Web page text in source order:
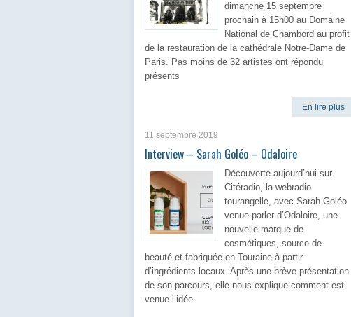
dimanche 15 septembre
prochain à 15h00 au Domaine
National de Chambord au profit
de la restauration de la cathédrale Notre-Dame de
Paris. Pas moins de 32 artistes ont répondu
présents
En lire plus
11 septembre 2019
Interview – Sarah Goléo – Odaloire
Découverte aujourd’hui sur
Citéradio, la webradio
tourangelle, avec Sarah Goléo
venue parler d’Odaloire, une
nouvelle marque de
cosmétiques, source de
beauté et fabriquée en Touraine à partir
d’ingrédients locaux. Après une brève présentation
de son parcours, elle nous explique comment est
venue l’idée